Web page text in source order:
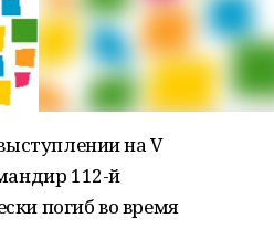
на V
112-й
погиб во время